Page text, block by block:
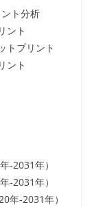
ト分析
ント
トプリント
ント
-2031年）
-2031年）
年-2031年）